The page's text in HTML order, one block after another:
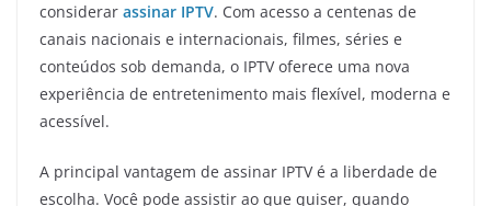
considerar assinar IPTV. Com acesso a centenas de
canais nacionais e internacionais, filmes, séries e
conteúdos sob demanda, o IPTV oferece uma nova
experiência de entretenimento mais flexível, moderna e
acessível.
A principal vantagem de assinar IPTV é a liberdade de
escolha. Você pode assistir ao que quiser, quando